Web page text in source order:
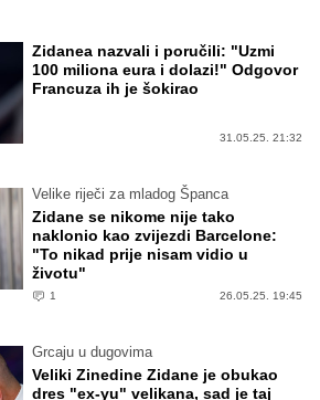
Zidanea nazvali i poručili: "Uzmi
100 miliona eura i dolazi!" Odgovor
Francuza ih je šokirao
31.05.25. 21:32
Velike riječi za mladog Španca
Zidane se nikome nije tako
naklonio kao zvijezdi Barcelone:
"To nikad prije nisam vidio u
životu"
1 26.05.25. 19:45
Grcaju u dugovima
Veliki Zinedine Zidane je obukao
dres "ex-yu" velikana, sad je taj